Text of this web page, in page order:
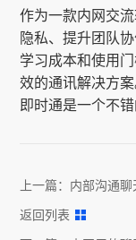
作为一款内网交
隐私、提升团队
学习成本和使用
效的通讯解决方
即时通是一个不错
上一篇： 内部沟通聊
返回列表